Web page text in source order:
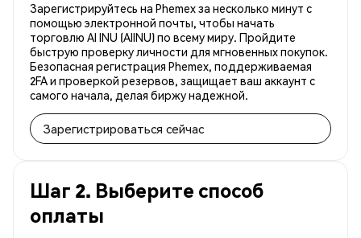
Зарегистрируйтесь на Phemex за несколько минут с
помощью электронной почты, чтобы начать
торговлю AI INU (AIINU) по всему миру. Пройдите
быструю проверку личности для мгновенных покупок.
Безопасная регистрация Phemex, поддерживаемая
2FA и проверкой резервов, защищает ваш аккаунт с
самого начала, делая биржу надежной.
Зарегистрироваться сейчас
Шаг 2. Выберите способ
оплаты